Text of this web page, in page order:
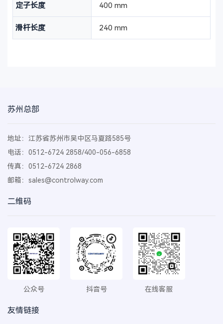
定子长度 400 mm
滑杆长度 240 mm
苏州总部
地址：江苏省苏州市吴中区马夏路585号
电话：0512-6724 2858/400-056-6858
传真：0512-6724 2868
邮箱： sales@controlway.com
二维码
公众号 抖音号 在线客服
友情链接